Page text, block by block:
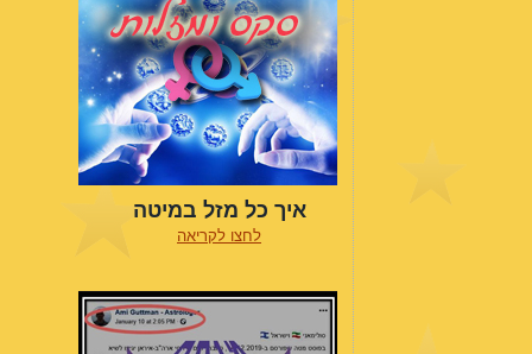
איך כל מזל במיטה
לחצו לקריאה